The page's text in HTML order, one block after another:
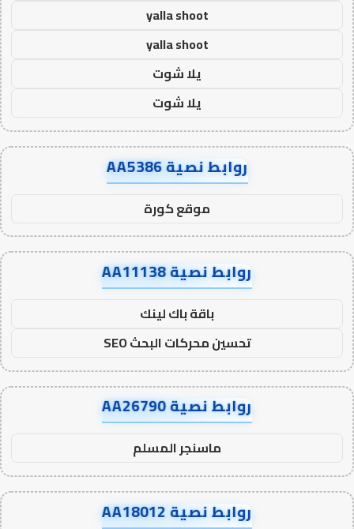
yalla shoot
yalla shoot
يلا شوت
يلا شوت
روابط نصية AA5386
موقع كورة
روابط نصية AA11138
باقة باك لينك
تحسين محركات البحث SEO
روابط نصية AA26790
ماسنجر المسلم
روابط نصية AA18012